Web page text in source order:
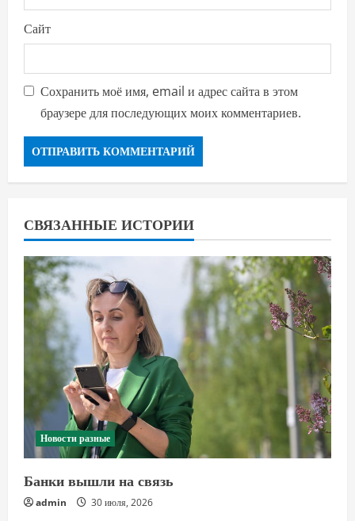
Сайт
Сохранить моё имя, email и адрес сайта в этом
браузере для последующих моих комментариев.
СВЯЗАННЫЕ ИСТОРИИ
Новости разные
Банки вышли на связь
admin 30 июля, 2026